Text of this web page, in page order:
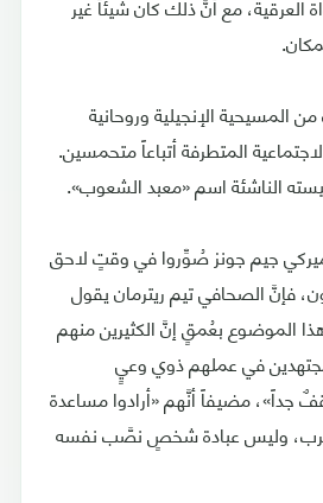
المسيحية الإنجيلية وروحانية
المتطرفة أتباعاً متحمسين.
الناشئة اسم «معبد الشعوب».
جيم جونز صُوِّروا في وقتٍ لاحق
فإنَّ الصحافي تيم ريترمان يقول
الموضوع بعُمقٍ إنَّ الكثيرين منهم
مجتهدين في عملهم ذوي وعيٍ
جداً»، مضيفاً أنَّهم «أرادوا مساعدة
وليس عبادة شخصٍ نصَّب نفسه